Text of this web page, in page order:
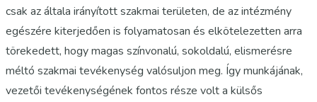
csak az általa irányított szakmai területen, de az intézmény
egészére kiterjedően is folyamatosan és elkötelezetten arra
törekedett, hogy magas színvonalú, sokoldalú, elismerésre
méltó szakmai tevékenység valósuljon meg. Így munkájának,
vezetői tevékenységének fontos része volt a külsős